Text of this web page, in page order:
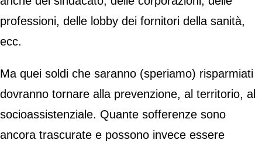
professioni, delle lobby dei fornitori della sanità,
ecc.
Ma quei soldi che saranno (speriamo) risparmiati
dovranno tornare alla prevenzione, al territorio, al
socioassistenziale. Quante sofferenze sono
ancora trascurate e possono invece essere